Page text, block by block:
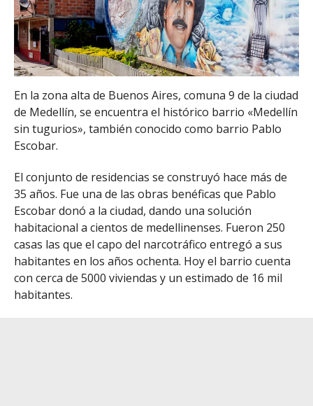
En la zona alta de Buenos Aires, comuna 9 de la ciudad
de Medellín, se encuentra el histórico barrio «Medellín
sin tugurios», también conocido como barrio Pablo
Escobar.
El conjunto de residencias se construyó hace más de
35 años. Fue una de las obras benéficas que Pablo
Escobar donó a la ciudad, dando una solución
habitacional a cientos de medellinenses. Fueron 250
casas las que el capo del narcotráfico entregó a sus
habitantes en los años ochenta. Hoy el barrio cuenta
con cerca de 5000 viviendas y un estimado de 16 mil
habitantes.